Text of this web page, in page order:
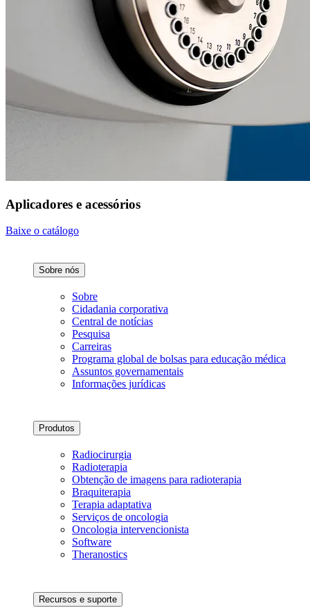
Aplicadores e acessórios
Baixe o catálogo
Sobre nós
Sobre
Cidadania corporativa
Central de notícias
Pesquisa
Carreiras
Programa global de bolsas para educação médica
Assuntos governamentais
Informações jurídicas
Produtos
Radiocirurgia
Radioterapia
Obtenção de imagens para radioterapia
Braquiterapia
Terapia adaptativa
Serviços de oncologia
Oncologia intervencionista
Software
Theranostics
Recursos e suporte